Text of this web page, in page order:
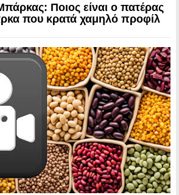
Ποιος είναι ο πατέρας
που κρατά χαμηλό προφίλ